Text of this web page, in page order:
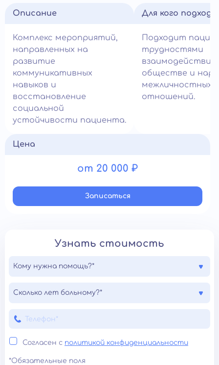
Описание
Комплекс мероприятий,
направленных на
развитие
коммуникативных
навыков и
восстановление
социальной
устойчивости пациента.
Для кого
Подходит
трудностями
взаимодействия
обществе и
межличностных
отношений.
Цена
от 20 000 ₽
Записатьcя
Узнать стоимость
Кому нужна помощь?*
Сколько лет больному?*
Согласен с политикой конфиденциальности
*Обязательные поля